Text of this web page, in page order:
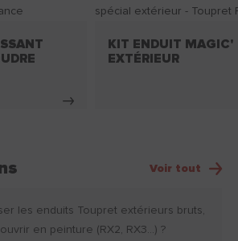
KIT ENDUIT MAGIC'
EXTÉRIEUR
Voir tout
les enduits Toupret extérieurs bruts,
en peinture (RX2, RX3…) ?